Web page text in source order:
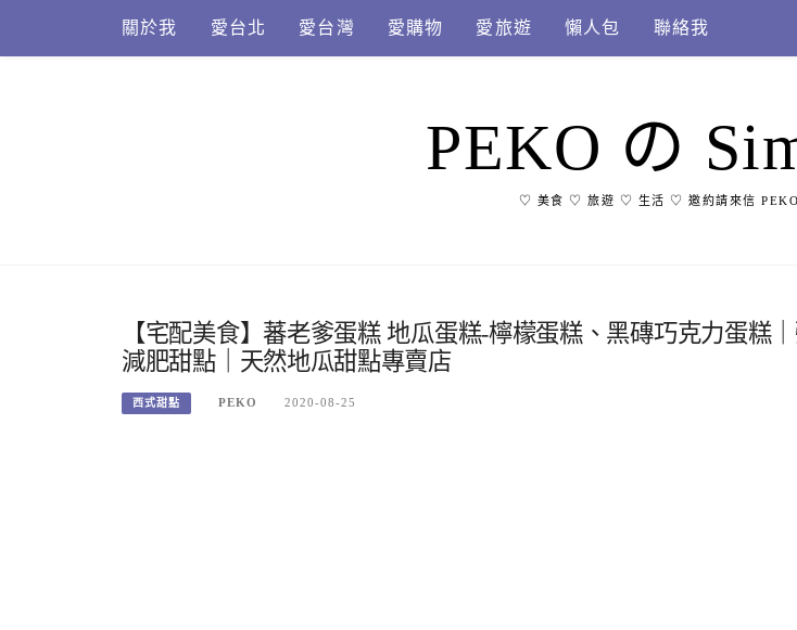
content
關於我 愛台北 愛台灣 愛購物 愛旅遊 懶人包 聯絡我
PEKO の
♡ 美食 ♡ 旅遊 ♡ 生活 ♡ 邀約請來信
【宅配美食】蕃老爹蛋糕 地瓜蛋糕-檸檬蛋糕、黑磚巧克力蛋糕
減肥甜點｜天然地瓜甜點專賣店
西式甜點 PEKO 2020-08-25